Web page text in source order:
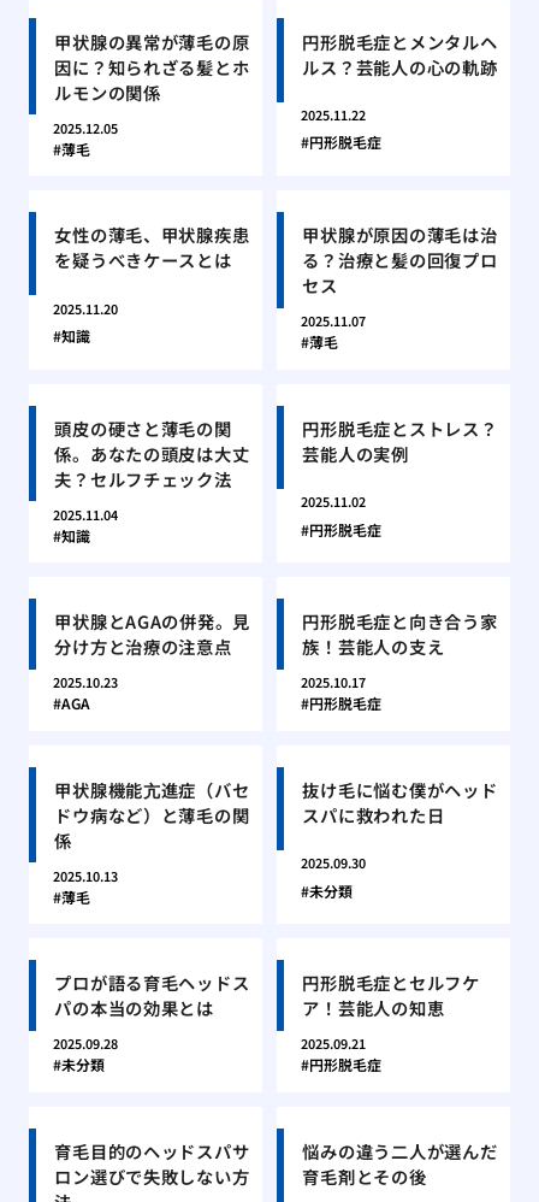
甲状腺の異常が薄毛の原
因に？知られざる髪とホ
ルモンの関係
2025.12.05
薄毛
円形脱毛症とメンタルヘ
ルス？芸能人の心の軌跡
2025.11.22
円形脱毛症
女性の薄毛、甲状腺疾患
を疑うべきケースとは
2025.11.20
知識
甲状腺が原因の薄毛は治
る？治療と髪の回復プロ
セス
2025.11.07
薄毛
頭皮の硬さと薄毛の関
係。あなたの頭皮は大丈
夫？セルフチェック法
2025.11.04
知識
円形脱毛症とストレス？
芸能人の実例
2025.11.02
円形脱毛症
甲状腺とAGAの併発。見
分け方と治療の注意点
2025.10.23
AGA
円形脱毛症と向き合う家
族！芸能人の支え
2025.10.17
円形脱毛症
甲状腺機能亢進症（バセ
ドウ病など）と薄毛の関
係
2025.10.13
薄毛
抜け毛に悩む僕がヘッド
スパに救われた日
2025.09.30
未分類
プロが語る育毛ヘッドス
パの本当の効果とは
2025.09.28
未分類
円形脱毛症とセルフケ
ア！芸能人の知恵
2025.09.21
円形脱毛症
育毛目的のヘッドスパサ
ロン選びで失敗しない方
悩みの違う二人が選んだ
育毛剤とその後